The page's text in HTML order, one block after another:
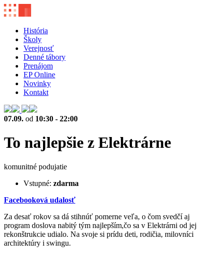
História
Školy
Verejnosť
Denné tábory
Prenájom
EP Online
Novinky
Kontakt
07.09. od 10:30 - 22:00
To najlepšie z Elektrárne
komunitné podujatie
Vstupné: zdarma
Facebooková udalosť
Za desať rokov sa dá stihnúť pomerne veľa, o čom svedčí aj
program doslova nabitý tým najlepším,čo sa v Elektrárni od jej
rekonštrukcie udialo. Na svoje si prídu deti, rodičia, milovníci
architektúry i swingu.